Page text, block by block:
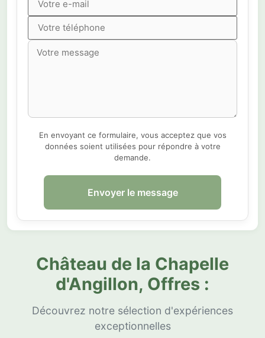
En envoyant ce formulaire, vous acceptez que vos
données soient utilisées pour répondre à votre
demande.
Envoyer le message
Château de la Chapelle
d'Angillon, Offres :
Découvrez notre sélection d'expériences
exceptionnelles